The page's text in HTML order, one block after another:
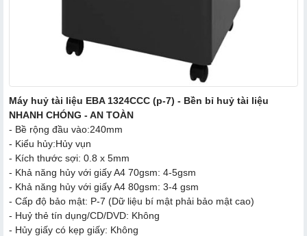
Máy huỷ tài liệu EBA 1324CCC (p-7) - Bền bỉ huỷ tài liệu
NHANH CHÓNG - AN TOÀN
- Bề rộng đầu vào:240mm
- Kiểu hủy:Hủy vụn
- Kích thước sợi: 0.8 x 5mm
- Khả năng hủy với giấy A4 70gsm: 4-5gsm
- Khả năng hủy với giấy A4 80gsm: 3-4 gsm
- Cấp độ bảo mật: P-7 (Dữ liệu bí mật phải bảo mật cao)
- Huỷ thẻ tín dụng/CD/DVD: Không
- Hủy giấy có kẹp giấy: Không